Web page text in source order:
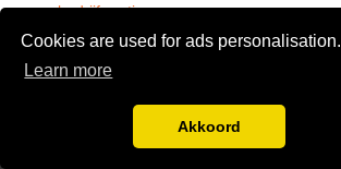
Cookies are used for ads personalisation.
Learn more
Akkoord
een bedrijf gratis aan